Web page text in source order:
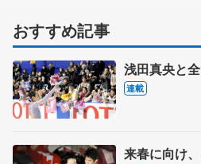
おすすめ記事
浅田真央と
連載
来春に向け